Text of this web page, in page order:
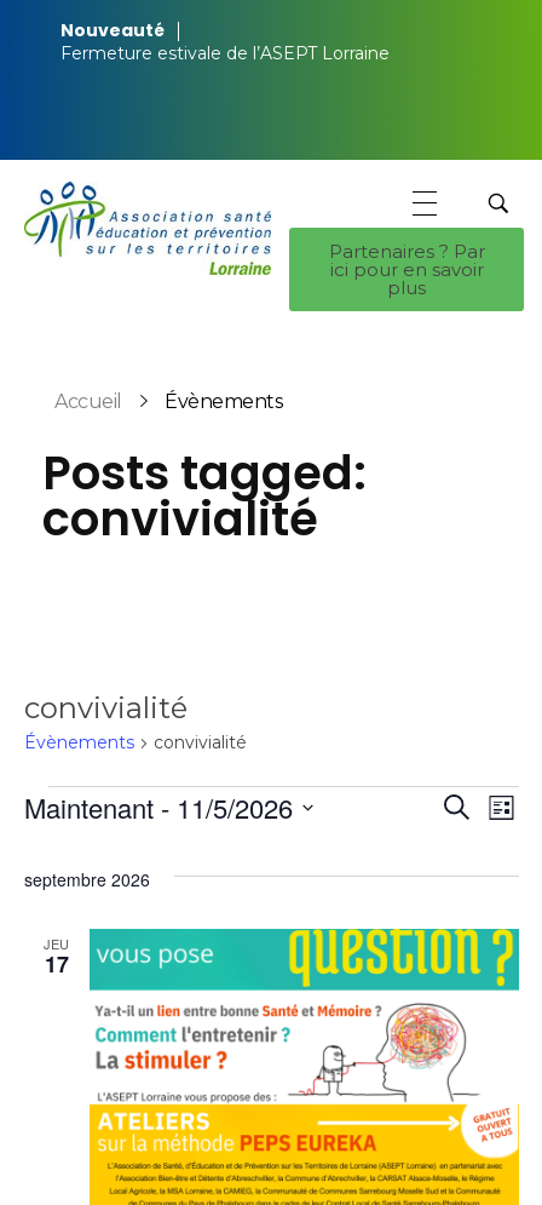
Nouveauté
Fermeture estivale de l’ASEPT Lorraine
Partenaires ? Par
ici pour en savoir
plus
Accueil Évènements
Posts tagged:
convivialité
convivialité
Évènements convivialité
et
de
de
Liste
Maintenant - 11/5/2026
une
septembre 2026
JEU
17